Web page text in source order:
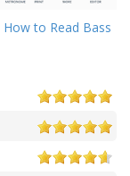
How to Read Bass